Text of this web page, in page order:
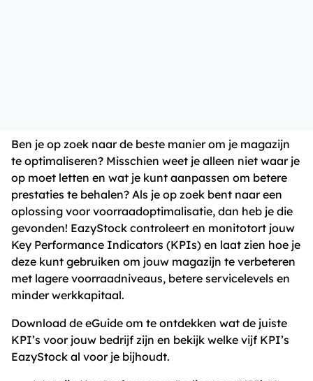
Ben je op zoek naar de beste manier om je magazijn
te optimaliseren? Misschien weet je alleen niet waar je
op moet letten en wat je kunt aanpassen om betere
prestaties te behalen? Als je op zoek bent naar een
oplossing voor voorraadoptimalisatie, dan heb je die
gevonden! EazyStock controleert en monitotort jouw
Key Performance Indicators (KPIs) en laat zien hoe je
deze kunt gebruiken om jouw magazijn te verbeteren
met lagere voorraadniveaus, betere servicelevels en
minder werkkapitaal.
Download de eGuide om te ontdekken wat de juiste
KPI’s voor jouw bedrijf zijn en bekijk welke vijf KPI’s
EazyStock al voor je bijhoudt.